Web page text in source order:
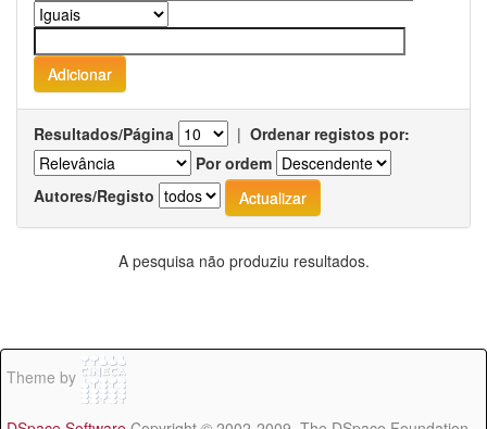
Resultados/Página | Ordenar registos por:
Por ordem
Autores/Registo
A pesquisa não produziu resultados.
Theme by